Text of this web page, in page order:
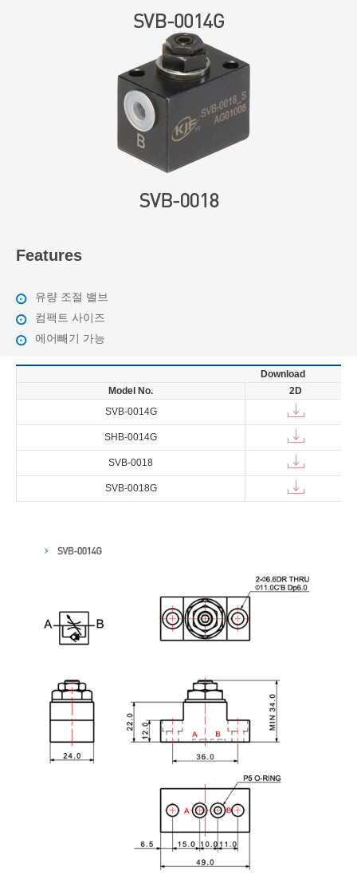
Features
유량 조절 밸브
컴팩트 사이즈
에어빼기 가능
Download
Model No.
2D
SVB-0014G
SHB-0014G
SVB-0018
SVB-0018G